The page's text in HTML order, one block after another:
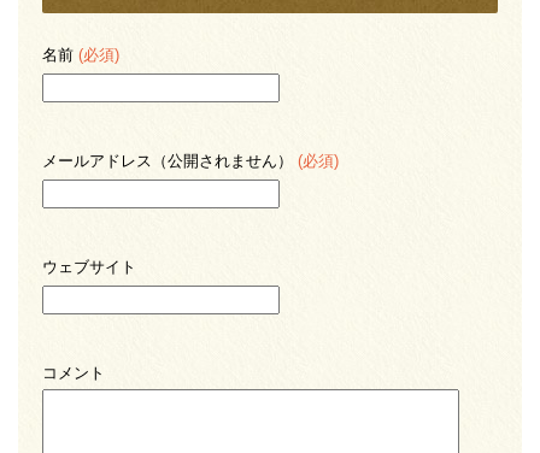
名前 (必須)
メールアドレス（公開されません） (必須)
ウェブサイト
コメント